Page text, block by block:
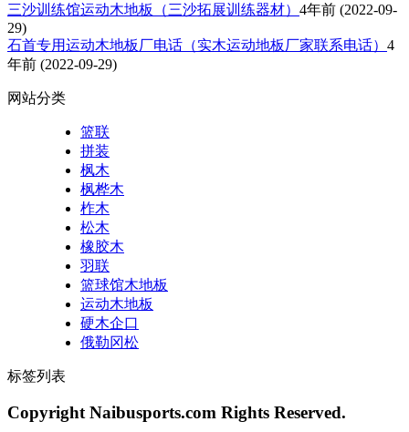
三沙训练馆运动木地板（三沙拓展训练器材） 4年前 (2022-09-
29)
石首专用运动木地板厂电话（实木运动地板厂家联系电话） 4
年前 (2022-09-29)
网站分类
篮联
拼装
枫木
枫桦木
柞木
松木
橡胶木
羽联
篮球馆木地板
运动木地板
硬木企口
俄勒冈松
标签列表
Copyright Naibusports.com Rights Reserved.